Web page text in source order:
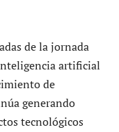
de la jornada
artificial
de
generando
tecnológicos